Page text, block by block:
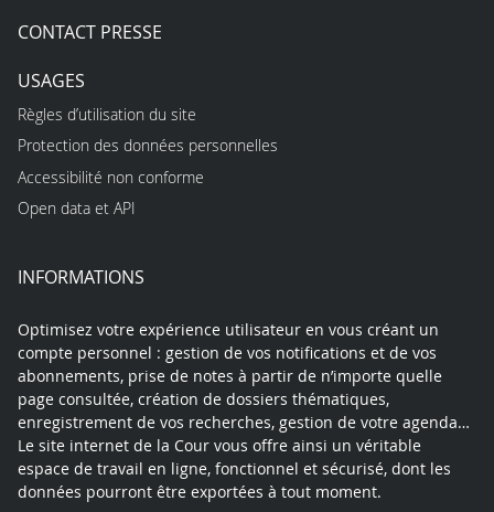
CONTACT PRESSE
USAGES
Règles d’utilisation du site
Protection des données personnelles
Accessibilité non conforme
Open data et API
INFORMATIONS
Optimisez votre expérience utilisateur en vous créant un
compte personnel : gestion de vos notifications et de vos
abonnements, prise de notes à partir de n’importe quelle
page consultée, création de dossiers thématiques,
enregistrement de vos recherches, gestion de votre agenda…
Le site internet de la Cour vous offre ainsi un véritable
espace de travail en ligne, fonctionnel et sécurisé, dont les
données pourront être exportées à tout moment.